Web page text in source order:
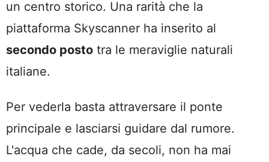
un centro storico. Una rarità che la
piattaforma Skyscanner ha inserito al
secondo posto tra le meraviglie naturali
italiane.
Per vederla basta attraversare il ponte
principale e lasciarsi guidare dal rumore.
L'acqua che cade, da secoli, non ha mai